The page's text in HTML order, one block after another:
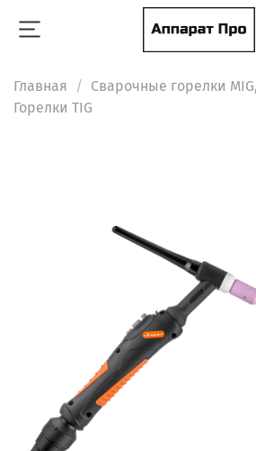
Главная
Сварочные горелки MIG,
Горелки TIG